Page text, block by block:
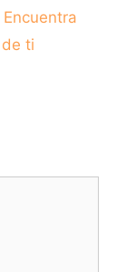
ti